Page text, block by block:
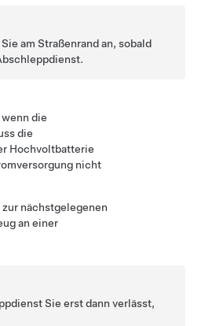
am Straßenrand an, sobald
die
die
Hochvoltbatterie
nicht
zur nächstgelegenen
an einer
Sie erst dann verlässt,